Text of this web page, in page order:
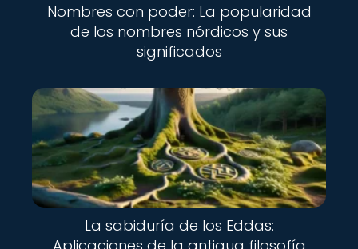
Nombres con poder: La popularidad
de los nombres nórdicos y sus
significados
La sabiduría de los Eddas: